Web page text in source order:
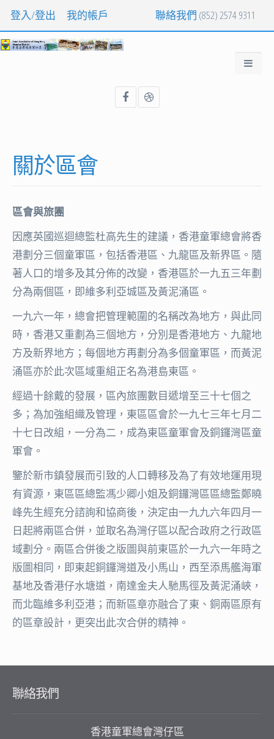
登入/登出 我的帳戶 聯絡我們 (852) 2574 9311
關於區會
區會與旅團
因應英國巡迴總監杜高先生的建議，香港童軍總會將香
港劃分三個童軍區，包括香港區、九龍區及新界區。隨
著人口的增多及其分佈的改變，香港區於一九五三年劃
分為兩個區，即維多利亞城區及黃泥涌區。
一九六一年，總會把管理範圍的名稱改為地方，與此同
時，香港又重劃為三個地方，分別是香港地方、九龍地
方及新界地方；每個地方再劃分為多個童軍區，而黃泥
涌區亦於此次區域重組正名為港島東區。
經過十餘戴的發展，區內旅團數目遞增至三十七個之
多；為加強組織及管理，東區區會於一九七三年七月二
十七日改組，一分為二，成為東區童軍會及銅鑼灣區童
軍會。
鑒於新市鎮發展而引致的人口轉移及為了有效地運用現
有資源，東區區總監馮少卿小姐及銅鑼灣區區總監鄭曉
峰先生經充分諮詢和協商後，決定由一九九六年四月一
日起將兩區合併，並取名為灣仔區以配合政府之行政區
域劃分。兩區合併後之版圖與前東區於一九六一年時之
版圖相同，即東起銅鑼灣道及小馬山，西至添馬艦海軍
基地及香港仔水塘道，南達金夫人馳馬徑及黃泥涌峽，
而北臨維多利亞港；而新區章亦融合了東、銅兩區原有
的區章設計，更突出此次合併的精神。
聯絡我們
香港童軍總會灣仔區